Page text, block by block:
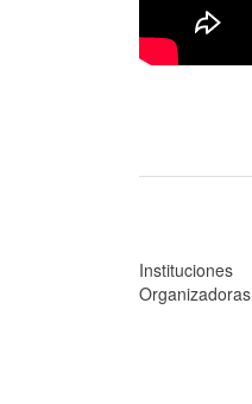
Instituciones
Organizadoras